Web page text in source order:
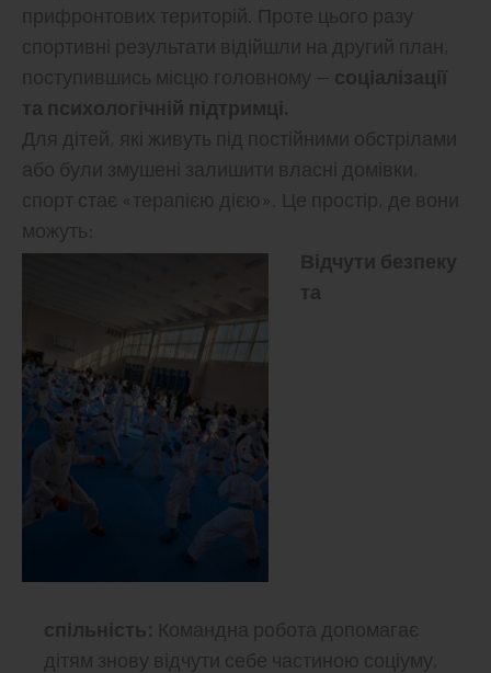
прифронтових територій. Проте цього разу
спортивні результати відійшли на другий план,
поступившись місцю головному — соціалізації
та психологічній підтримці.
Для дітей, які живуть під постійними обстрілами
або були змушені залишити власні домівки,
спорт стає «терапією дією». Це простір, де вони
можуть:
Відчути безпеку
та
спільність: Командна робота допомагає
дітям знову відчути себе частиною соціуму,